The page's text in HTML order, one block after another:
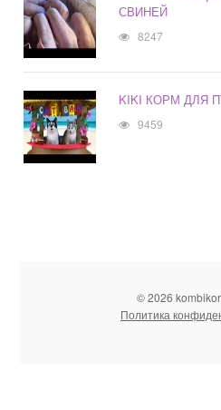
СВИНЕЙ
8247
KIKI КОРМ ДЛЯ
9459
© 2026
Политика